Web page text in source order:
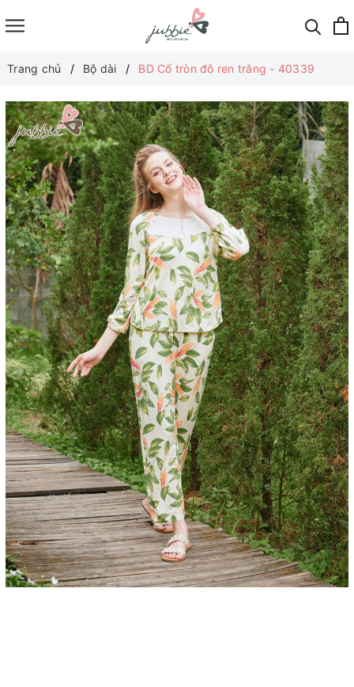
Trang chủ Bộ dài BD Cổ tròn đô ren trắng - 40339